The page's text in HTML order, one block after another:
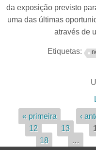
da exposição previsto
uma das últimas
através de
Etiquetas:
Páginas« primeira ‹
12
13
18
…